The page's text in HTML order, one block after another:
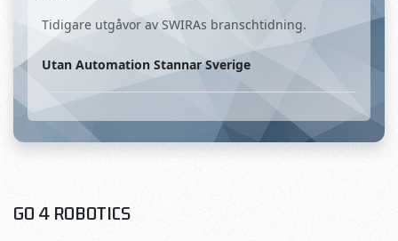
Tidigare utgåvor av SWIRAs branschtidning.
Utan Automation Stannar Sverige
GO 4 ROBOTICS